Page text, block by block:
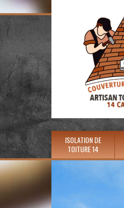
ISOLATION DE
TOITURE 14